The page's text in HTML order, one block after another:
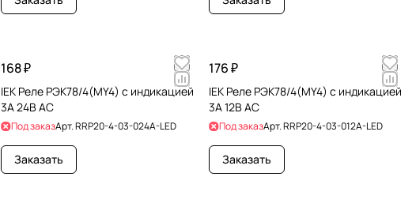
168 ₽
IEK Реле РЭК78/4(MY4) с индикацией
3А 24В AC
Под заказАрт.RRP20-4-03-024A-LED
Заказать
176 ₽
IEK Реле РЭК78/4(MY4) с индикацией
3А 12В AC
Под заказАрт.RRP20-4-03-012A-LED
Заказать